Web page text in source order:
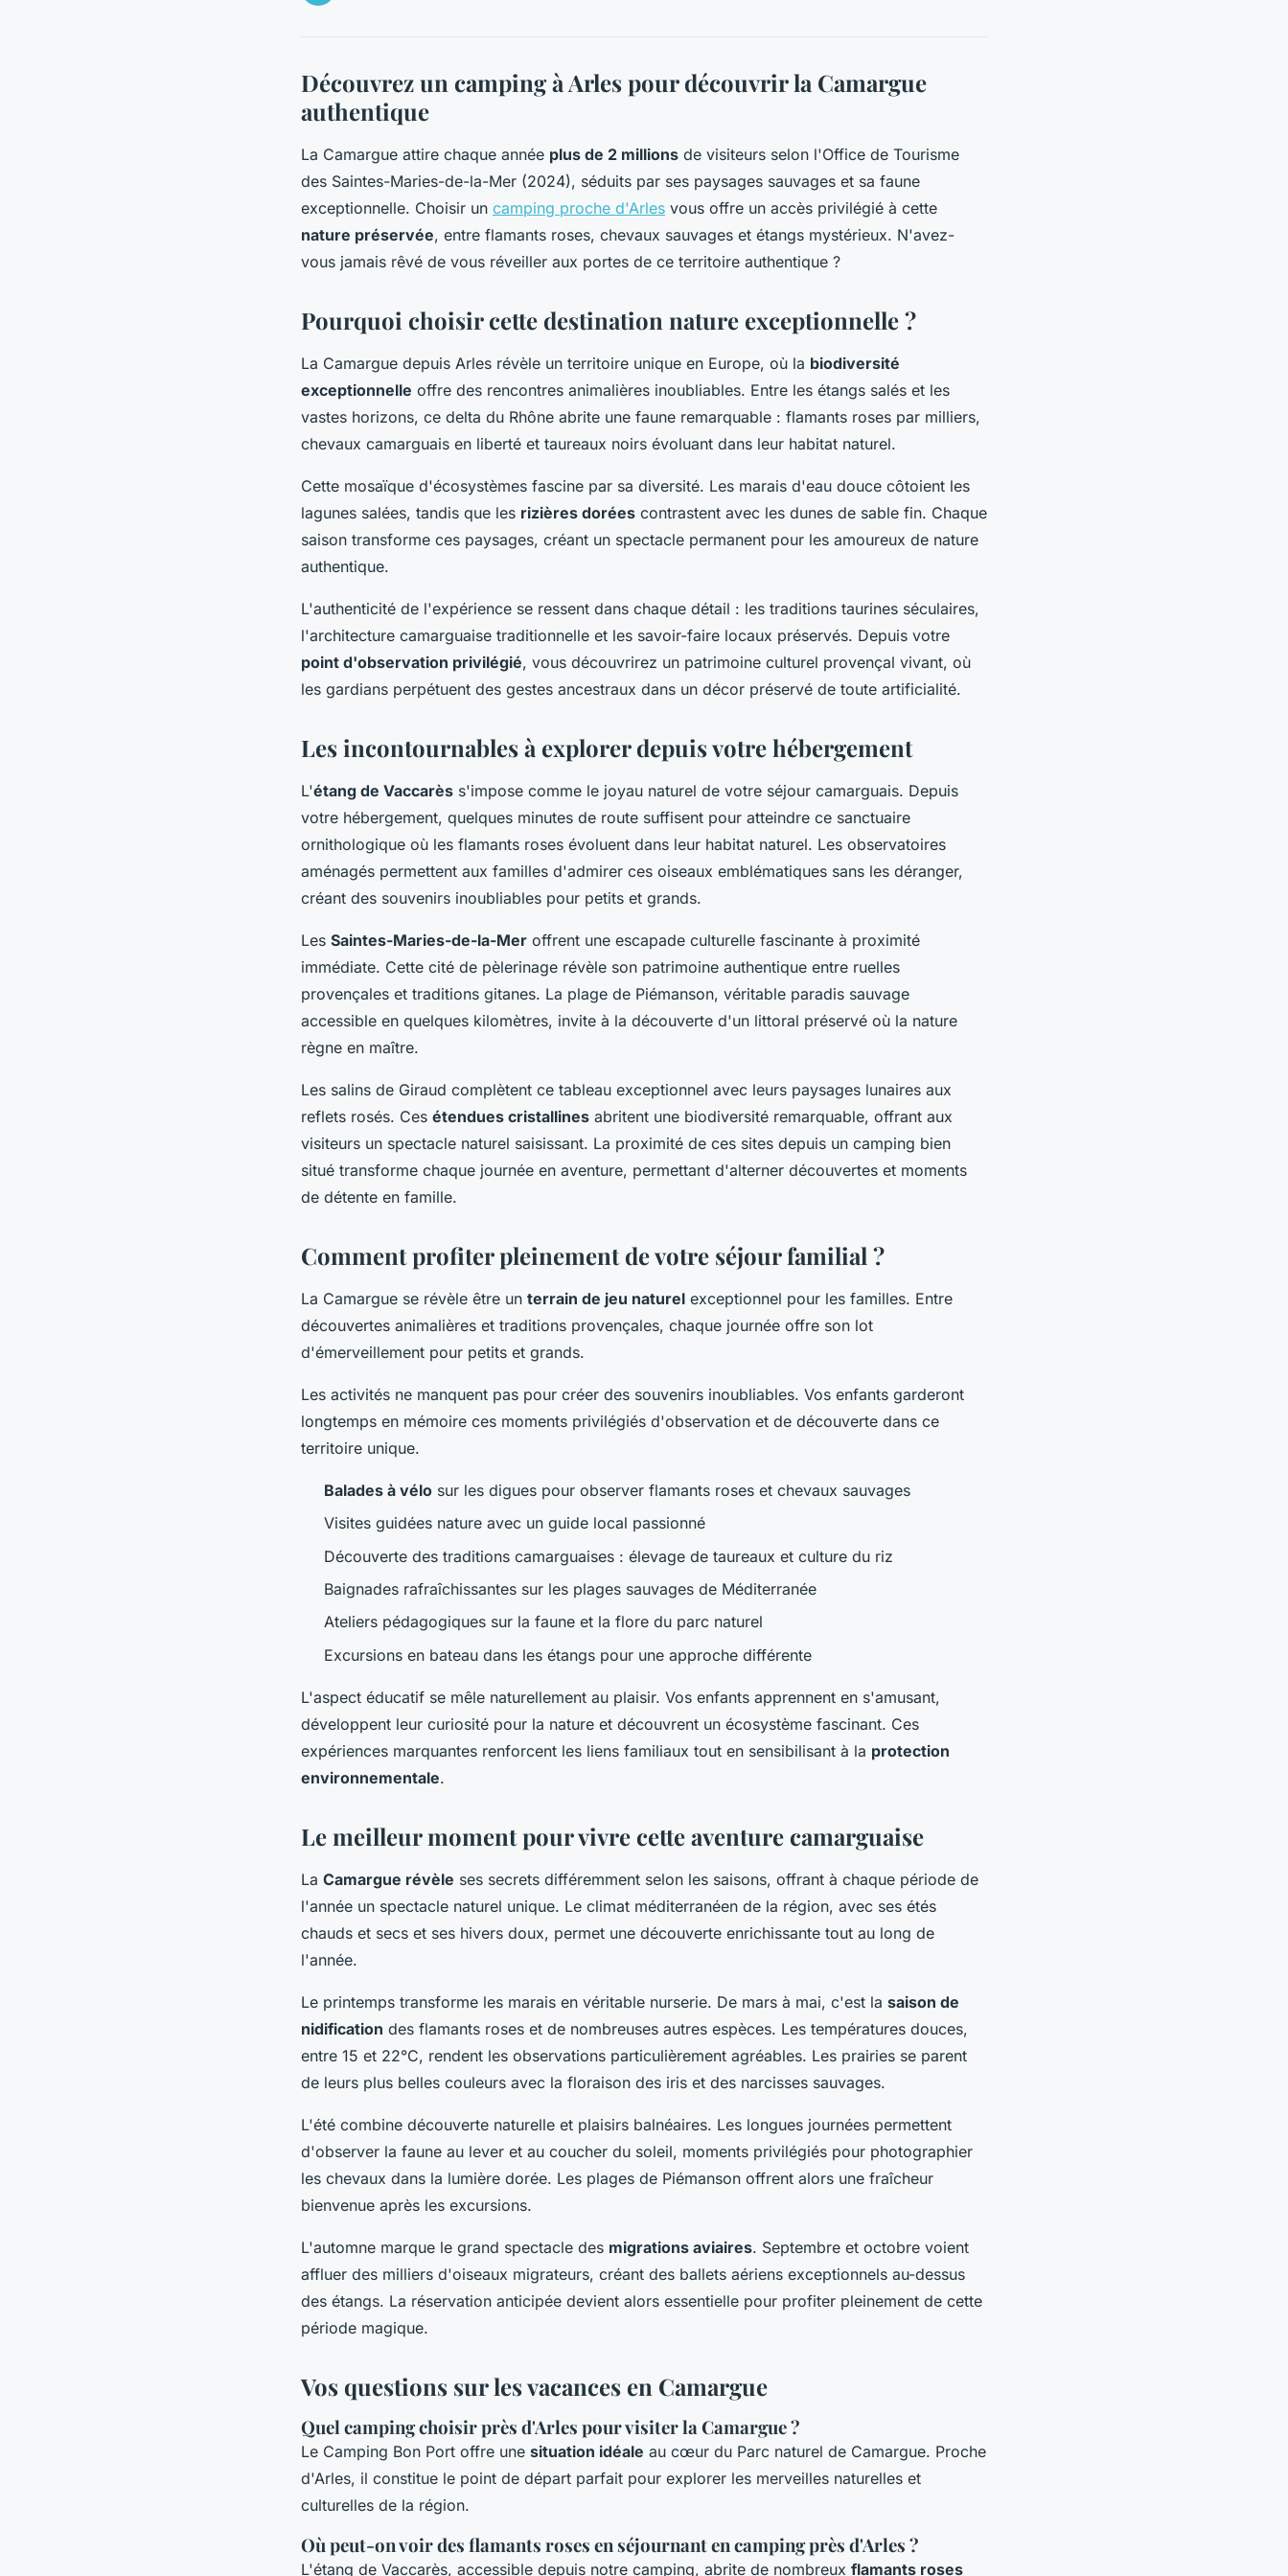
Découvrez un camping à Arles pour découvrir la Camargue
authentique
La Camargue attire chaque année plus de 2 millions de visiteurs selon l'Office de Tourisme
des Saintes-Maries-de-la-Mer (2024), séduits par ses paysages sauvages et sa faune
exceptionnelle. Choisir un camping proche d'Arles vous offre un accès privilégié à cette
nature préservée, entre flamants roses, chevaux sauvages et étangs mystérieux. N'avez-
vous jamais rêvé de vous réveiller aux portes de ce territoire authentique ?
Pourquoi choisir cette destination nature exceptionnelle ?
La Camargue depuis Arles révèle un territoire unique en Europe, où la biodiversité
exceptionnelle offre des rencontres animalières inoubliables. Entre les étangs salés et les
vastes horizons, ce delta du Rhône abrite une faune remarquable : flamants roses par milliers,
chevaux camarguais en liberté et taureaux noirs évoluant dans leur habitat naturel.
Cette mosaïque d'écosystèmes fascine par sa diversité. Les marais d'eau douce côtoient les
lagunes salées, tandis que les rizières dorées contrastent avec les dunes de sable fin. Chaque
saison transforme ces paysages, créant un spectacle permanent pour les amoureux de nature
authentique.
L'authenticité de l'expérience se ressent dans chaque détail : les traditions taurines séculaires,
l'architecture camarguaise traditionnelle et les savoir-faire locaux préservés. Depuis votre
point d'observation privilégié, vous découvrirez un patrimoine culturel provençal vivant, où
les gardians perpétuent des gestes ancestraux dans un décor préservé de toute artificialité.
Les incontournables à explorer depuis votre hébergement
L'étang de Vaccarès s'impose comme le joyau naturel de votre séjour camarguais. Depuis
votre hébergement, quelques minutes de route suffisent pour atteindre ce sanctuaire
ornithologique où les flamants roses évoluent dans leur habitat naturel. Les observatoires
aménagés permettent aux familles d'admirer ces oiseaux emblématiques sans les déranger,
créant des souvenirs inoubliables pour petits et grands.
Les Saintes-Maries-de-la-Mer offrent une escapade culturelle fascinante à proximité
immédiate. Cette cité de pèlerinage révèle son patrimoine authentique entre ruelles
provençales et traditions gitanes. La plage de Piémanson, véritable paradis sauvage
accessible en quelques kilomètres, invite à la découverte d'un littoral préservé où la nature
règne en maître.
Les salins de Giraud complètent ce tableau exceptionnel avec leurs paysages lunaires aux
reflets rosés. Ces étendues cristallines abritent une biodiversité remarquable, offrant aux
visiteurs un spectacle naturel saisissant. La proximité de ces sites depuis un camping bien
situé transforme chaque journée en aventure, permettant d'alterner découvertes et moments
de détente en famille.
Comment profiter pleinement de votre séjour familial ?
La Camargue se révèle être un terrain de jeu naturel exceptionnel pour les familles. Entre
découvertes animalières et traditions provençales, chaque journée offre son lot
d'émerveillement pour petits et grands.
Les activités ne manquent pas pour créer des souvenirs inoubliables. Vos enfants garderont
longtemps en mémoire ces moments privilégiés d'observation et de découverte dans ce
territoire unique.
Balades à vélo sur les digues pour observer flamants roses et chevaux sauvages
Visites guidées nature avec un guide local passionné
Découverte des traditions camarguaises : élevage de taureaux et culture du riz
Baignades rafraîchissantes sur les plages sauvages de Méditerranée
Ateliers pédagogiques sur la faune et la flore du parc naturel
Excursions en bateau dans les étangs pour une approche différente
L'aspect éducatif se mêle naturellement au plaisir. Vos enfants apprennent en s'amusant,
développent leur curiosité pour la nature et découvrent un écosystème fascinant. Ces
expériences marquantes renforcent les liens familiaux tout en sensibilisant à la protection
environnementale.
Le meilleur moment pour vivre cette aventure camarguaise
La Camargue révèle ses secrets différemment selon les saisons, offrant à chaque période de
l'année un spectacle naturel unique. Le climat méditerranéen de la région, avec ses étés
chauds et secs et ses hivers doux, permet une découverte enrichissante tout au long de
l'année.
Le printemps transforme les marais en véritable nurserie. De mars à mai, c'est la saison de
nidification des flamants roses et de nombreuses autres espèces. Les températures douces,
entre 15 et 22°C, rendent les observations particulièrement agréables. Les prairies se parent
de leurs plus belles couleurs avec la floraison des iris et des narcisses sauvages.
L'été combine découverte naturelle et plaisirs balnéaires. Les longues journées permettent
d'observer la faune au lever et au coucher du soleil, moments privilégiés pour photographier
les chevaux dans la lumière dorée. Les plages de Piémanson offrent alors une fraîcheur
bienvenue après les excursions.
L'automne marque le grand spectacle des migrations aviaires. Septembre et octobre voient
affluer des milliers d'oiseaux migrateurs, créant des ballets aériens exceptionnels au-dessus
des étangs. La réservation anticipée devient alors essentielle pour profiter pleinement de cette
période magique.
Vos questions sur les vacances en Camargue
Quel camping choisir près d'Arles pour visiter la Camargue ?
Le Camping Bon Port offre une situation idéale au cœur du Parc naturel de Camargue. Proche
d'Arles, il constitue le point de départ parfait pour explorer les merveilles naturelles et
culturelles de la région.
Où peut-on voir des flamants roses en séjournant en camping près d'Arles ?
L'étang de Vaccarès, accessible depuis notre camping, abrite de nombreux flamants roses